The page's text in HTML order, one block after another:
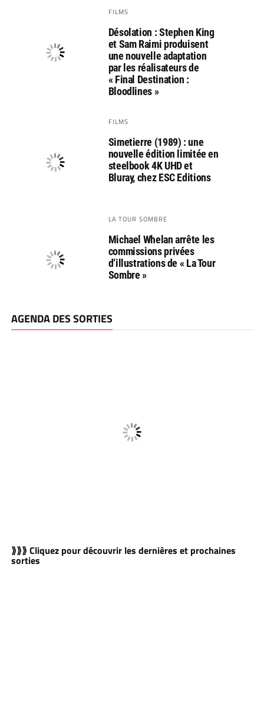
FILMS
Désolation : Stephen King
et Sam Raimi produisent
une nouvelle adaptation
par les réalisateurs de
« Final Destination :
Bloodlines »
FILMS
Simetierre (1989) : une
nouvelle édition limitée en
steelbook 4K UHD et
Bluray, chez ESC Editions
LA TOUR SOMBRE
Michael Whelan arrête les
commissions privées
d’illustrations de « La Tour
Sombre »
AGENDA DES SORTIES
⟫⟫⟫ Cliquez pour découvrir les dernières et prochaines
sorties